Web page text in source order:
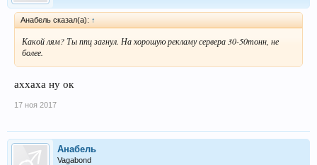
Анабель сказал(а): ↑
Какой лям? Ты ппц загнул. На хорошую рекламу сервера 30-50тонн, не
более.
аххаха ну ок
17 ноя 2017
Анабель
Vagabond